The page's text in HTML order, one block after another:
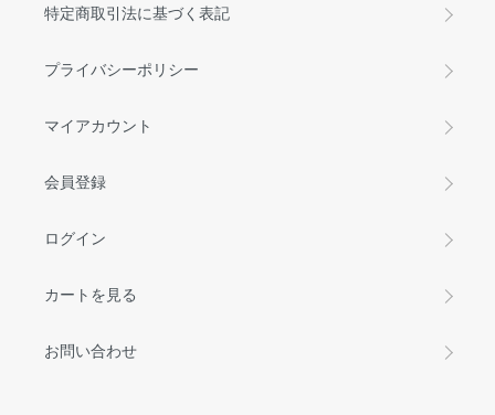
特定商取引法に基づく表記
プライバシーポリシー
マイアカウント
会員登録
ログイン
カートを見る
お問い合わせ